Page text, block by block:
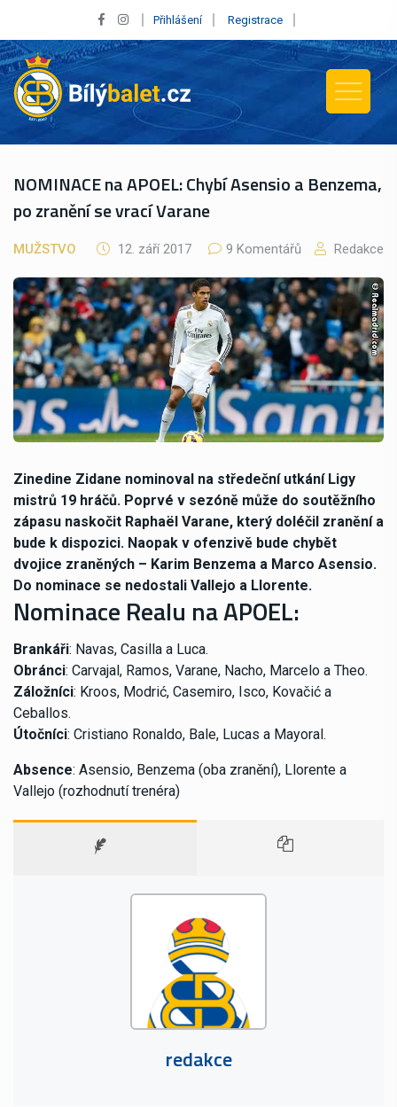
Přihlášení Registrace
NOMINACE na APOEL: Chybí Asensio a Benzema,
po zranění se vrací Varane
MUŽSTVO 12. září 2017 9 Komentářů Redakce
Zinedine Zidane nominoval na středeční utkání Ligy
mistrů 19 hráčů. Poprvé v sezóně může do soutěžního
zápasu naskočit Raphaël Varane, který doléčil zranění a
bude k dispozici. Naopak v ofenzivě bude chybět
dvojice zraněných – Karim Benzema a Marco Asensio.
Do nominace se nedostali Vallejo a Llorente.
Nominace Realu na APOEL:
Brankáři: Navas, Casilla a Luca.
Obránci: Carvajal, Ramos, Varane, Nacho, Marcelo a Theo.
Záložníci: Kroos, Modrić, Casemiro, Isco, Kovačić a
Ceballos.
Útočníci: Cristiano Ronaldo, Bale, Lucas a Mayoral.
Absence: Asensio, Benzema (oba zranění), Llorente a
Vallejo (rozhodnutí trenéra)
redakce